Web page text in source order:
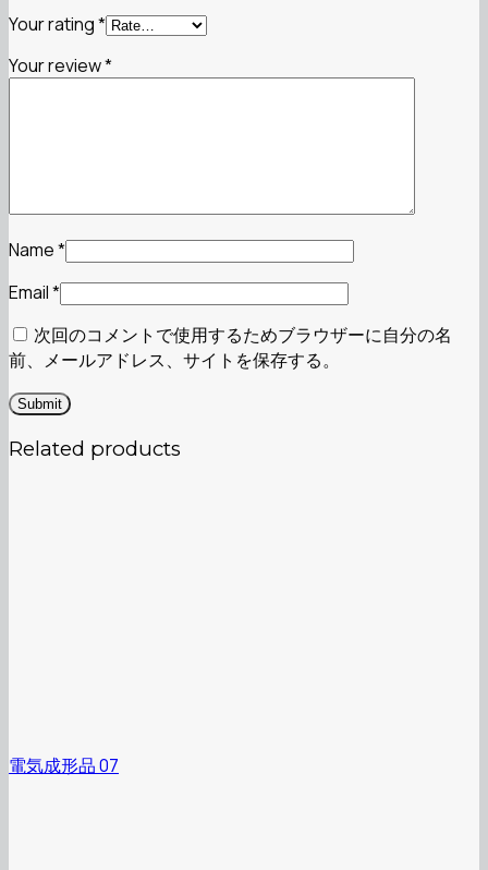
Your rating*
Your review*
Name*
Email*
次回のコメントで使用するためブラウザーに自分の名
前、メールアドレス、サイトを保存する。
Related products
電気成形品 07